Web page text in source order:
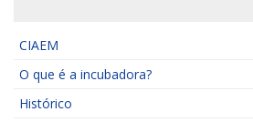
CIAEM
O que é a incubadora?
Histórico